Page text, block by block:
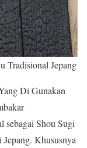
Tradisional Jepang
Di Gunakan
sebagai Shou Sugi
Jepang. Khususnya